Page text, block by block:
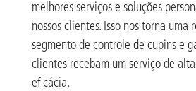
melhores serviços e soluções
nossos clientes. Isso nos torna uma
segmento de controle de cupins e
clientes recebam um serviço de
eficácia.